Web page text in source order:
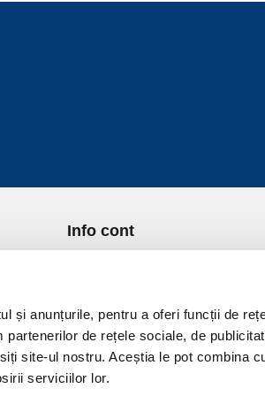
și anunțurile, pentru a oferi funcții de
de rețele sociale, de
site-ul nostru. Aceștia le pot combina
serviciilor lor.
Info cont
Lista Favorite
GDPR - Protectia datelor
Contact